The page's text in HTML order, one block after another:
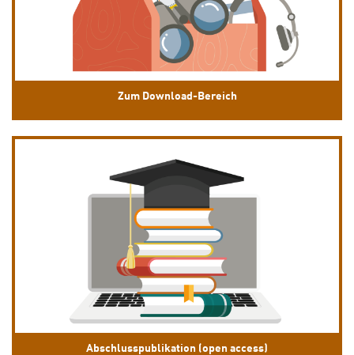
Zum Download-Bereich
Abschlusspublikation (open access)